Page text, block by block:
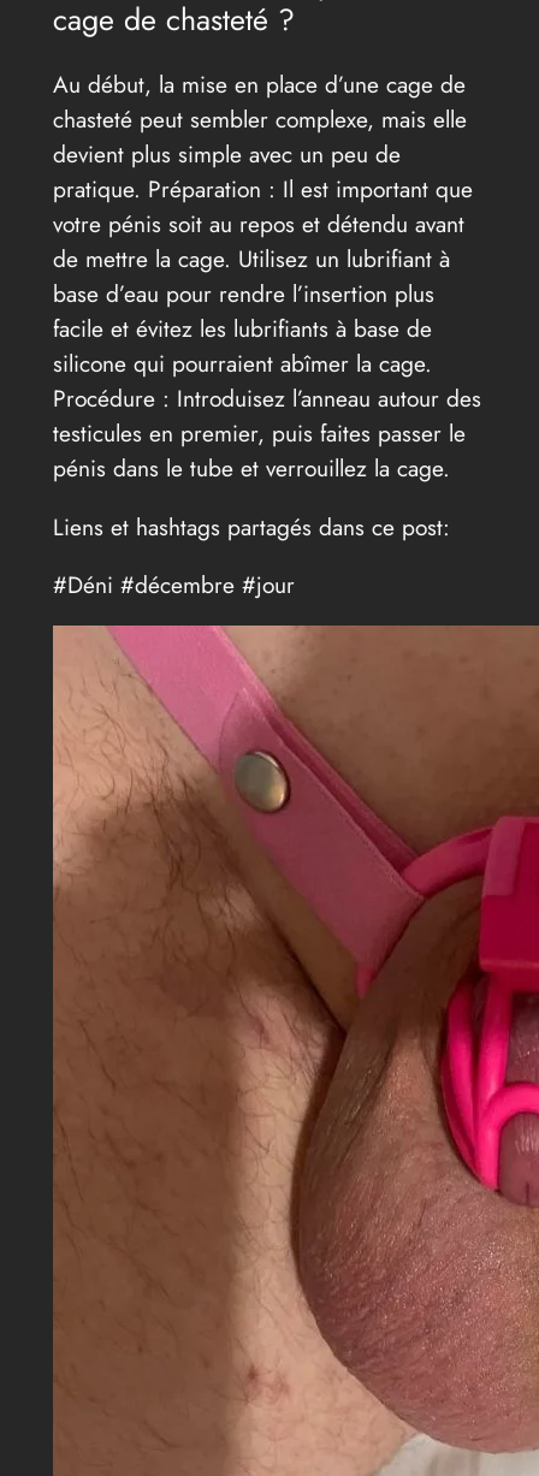
cage de chasteté ?
Au début, la mise en place d’une cage de
chasteté peut sembler complexe, mais elle
devient plus simple avec un peu de
pratique. Préparation : Il est important que
votre pénis soit au repos et détendu avant
de mettre la cage. Utilisez un lubrifiant à
base d’eau pour rendre l’insertion plus
facile et évitez les lubrifiants à base de
silicone qui pourraient abîmer la cage.
Procédure : Introduisez l’anneau autour des
testicules en premier, puis faites passer le
pénis dans le tube et verrouillez la cage.
Liens et hashtags partagés dans ce post:
#Déni #décembre #jour